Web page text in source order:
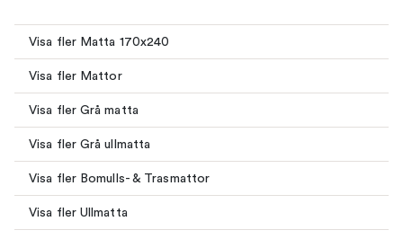
Visa fler Matta 170x240
Visa fler Mattor
Visa fler Grå matta
Visa fler Grå ullmatta
Visa fler Bomulls- & Trasmattor
Visa fler Ullmatta